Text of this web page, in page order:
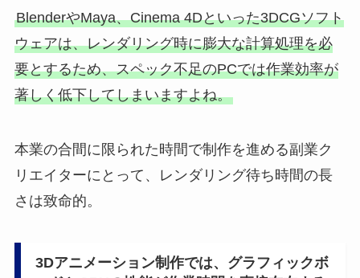
BlenderやMaya、Cinema 4Dといった3DCGソフト
ウェアは、レンダリング時に膨大な計算処理を必
要とするため、スペック不足のPCでは作業効率が
著しく低下してしまいますよね。
本業の合間に限られた時間で制作を進める副業ク
リエイターにとって、レンダリング待ち時間の長
さは致命的。
3Dアニメーション制作では、グラフィックボ